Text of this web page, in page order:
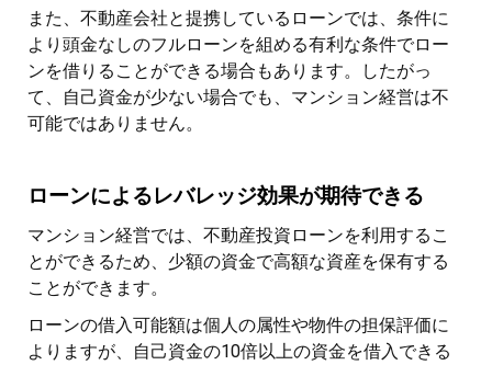
また、不動産会社と提携しているローンでは、条件に
より頭金なしのフルローンを組める有利な条件でロー
ンを借りることができる場合もあります。したがっ
て、自己資金が少ない場合でも、マンション経営は不
可能ではありません。
ローンによるレバレッジ効果が期待できる
マンション経営では、不動産投資ローンを利用するこ
とができるため、少額の資金で高額な資産を保有する
ことができます。
ローンの借入可能額は個人の属性や物件の担保評価に
よりますが、自己資金の10倍以上の資金を借入できる